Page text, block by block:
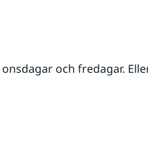
och fredagar.